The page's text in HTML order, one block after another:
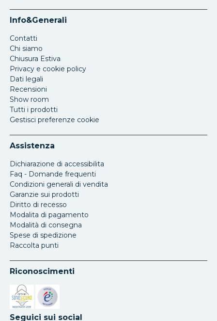
Info&Generali
Contatti
Chi siamo
Chiusura Estiva
Privacy e cookie policy
Dati legali
Recensioni
Show room
Tutti i prodotti
Gestisci preferenze cookie
Assistenza
Dichiarazione di accessibilita
Faq - Domande frequenti
Condizioni generali di vendita
Garanzie sui prodotti
Diritto di recesso
Modalita di pagamento
Modalità di consegna
Spese di spedizione
Raccolta punti
Riconoscimenti
Si apre in una nuova scheda
Si apre in una nuova scheda
Seguici sui social